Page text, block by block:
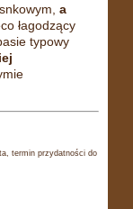
a
łagodzący
typowy
termin przydatności do